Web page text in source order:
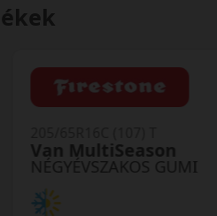
0 értékelés